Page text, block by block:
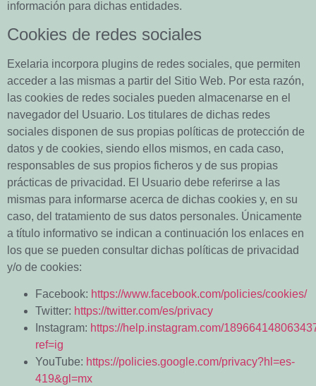
información para dichas entidades.
Cookies de redes sociales
Exelaria incorpora plugins de redes sociales, que permiten
acceder a las mismas a partir del Sitio Web. Por esta razón,
las cookies de redes sociales pueden almacenarse en el
navegador del Usuario. Los titulares de dichas redes
sociales disponen de sus propias políticas de protección de
datos y de cookies, siendo ellos mismos, en cada caso,
responsables de sus propios ficheros y de sus propias
prácticas de privacidad. El Usuario debe referirse a las
mismas para informarse acerca de dichas cookies y, en su
caso, del tratamiento de sus datos personales. Únicamente
a título informativo se indican a continuación los enlaces en
los que se pueden consultar dichas políticas de privacidad
y/o de cookies:
Facebook: https://www.facebook.com/policies/cookies/
Twitter: https://twitter.com/es/privacy
Instagram: https://help.instagram.com/
ref=ig
YouTube: https://policies.google.com/privacy?hl=es-
419&gl=mx